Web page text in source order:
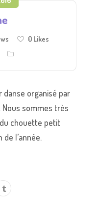
0 Likes
danse organisé par
Nous sommes très
chouette petit
l’année.